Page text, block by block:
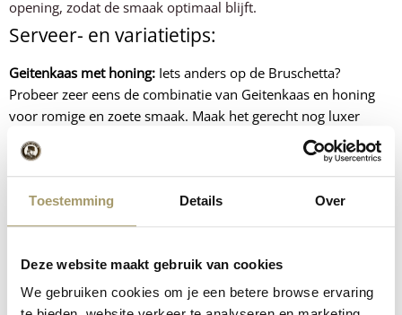
Toestemming Details Over
Deze website maakt gebruik van cookies
We gebruiken cookies om je een betere browse ervaring
opening, zodat de smaak optimaal blijft.
Serveer- en variatietips:
Geitenkaas met honing: Iets anders op de Bruschetta?
Probeer zeer eens de combinatie van Geitenkaas en honing
voor romige en zoete smaak. Maak het gerecht nog luxer
door walnoten of verse tijm toe te voegen.
Drank tip:
Serveer de bruschetta met een frisse Pinot Grigio,
Voeg gekarameliseerde ui toe:Gekarameliseerde ui brengt
een heerlijke zoete smaak met zich mee, en zorgt voor een
van truffelkaas. Maak gekarameliseerde ui door, kort uien te
bakken met een beetje boter, snufje zout en een klein beetje